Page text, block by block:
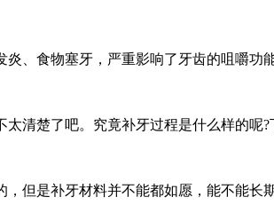
炎、食物塞牙，严重影响了牙齿的咀嚼
太清楚了吧。究竟补牙过程是什么样的
，但是补牙材料并不能都如愿，能不能